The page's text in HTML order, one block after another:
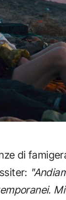
di